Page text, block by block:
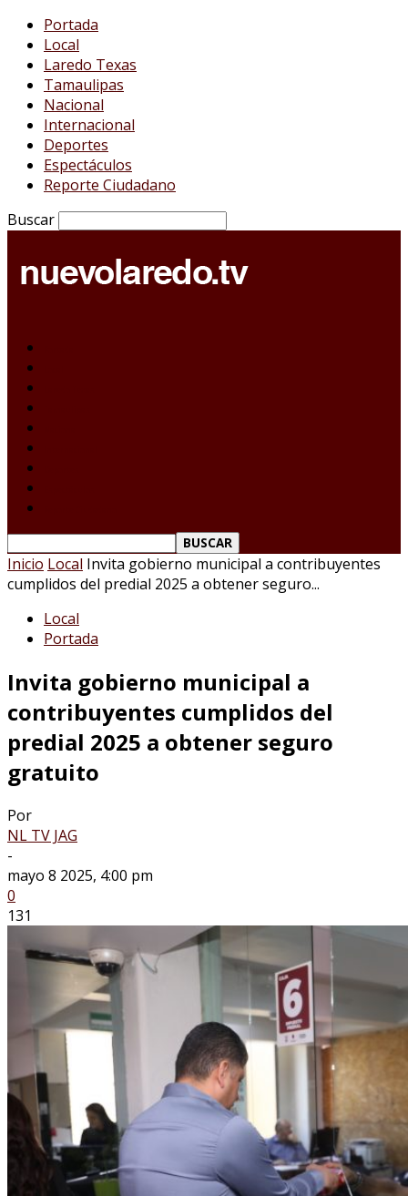
Portada
Local
Laredo Texas
Tamaulipas
Nacional
Internacional
Deportes
Espectáculos
Reporte Ciudadano
Buscar
Inicio Local Invita gobierno municipal a contribuyentes
cumplidos del predial 2025 a obtener seguro...
Local
Portada
Invita gobierno municipal a
contribuyentes cumplidos del
predial 2025 a obtener seguro
gratuito
Por
NL TV JAG
-
mayo 8 2025, 4:00 pm
0
131